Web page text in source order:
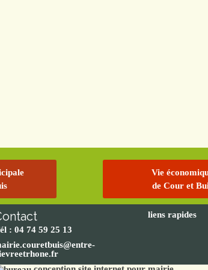
Vie
de Cour et
: 04 74 59 25 13
liens rapides